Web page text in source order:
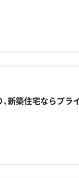
新築住宅ならプラ